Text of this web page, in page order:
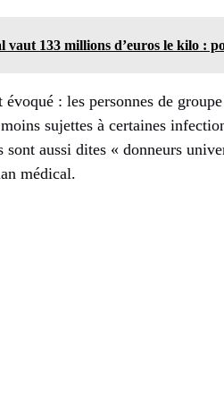
vaut 133 millions d’euros le kilo :
: les personnes de
sujettes à certaines
sont aussi dites « donneurs
médical.